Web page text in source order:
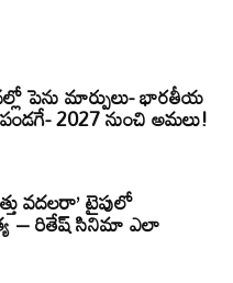
పెను మార్పులు- భారతీయ
2027 నుంచి అమలు!
వదలరా’ టైపులో
– రితేష్ సినిమా ఎలా